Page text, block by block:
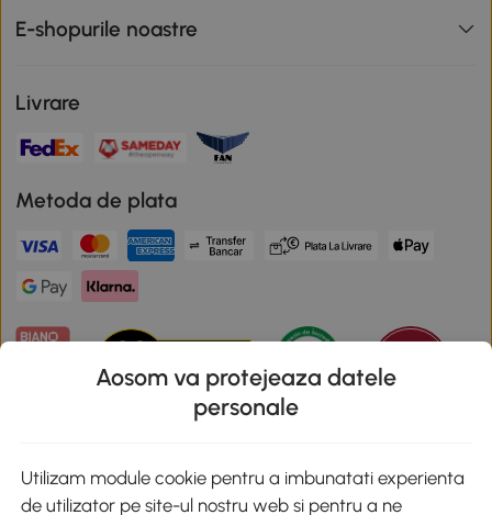
E-shopurile noastre
Livrare
Metoda de plata
Descarca aplicatia Aosom
Aosom va protejeaza datele
personale
Utilizam module cookie pentru a imbunatati experienta
de utilizator pe site-ul nostru web si pentru a ne